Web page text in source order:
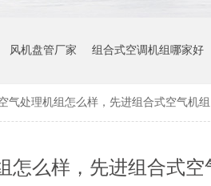
风机盘管厂家 组合式空调机组哪家好
气处理机组怎么样，先进组合式空气机
怎么样，先进组合式空